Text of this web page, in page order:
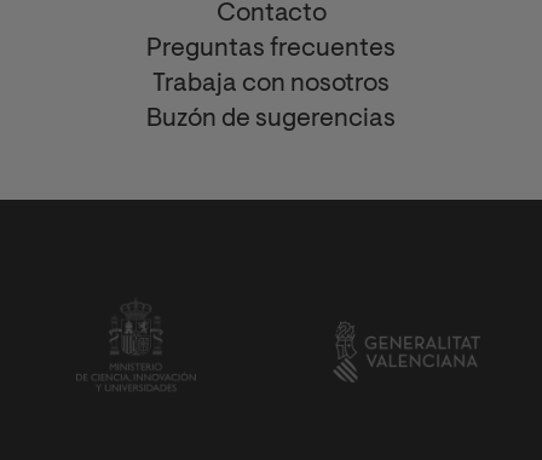
Contacto
Preguntas frecuentes
Trabaja con nosotros
Buzón de sugerencias